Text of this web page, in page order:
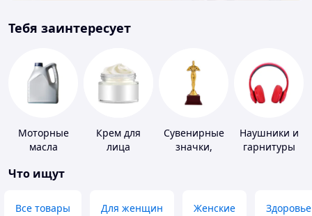
Тебя заинтересует
Моторные
масла
Крем для
лица
Сувенирные
значки,
Наушники и
гарнитуры
Что ищут
Все товары Для женщин Женские Здоровье